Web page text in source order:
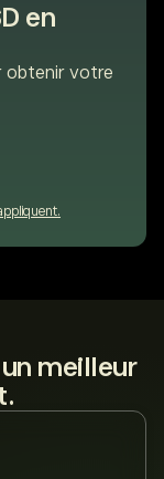
en
obtenir votre
meilleur